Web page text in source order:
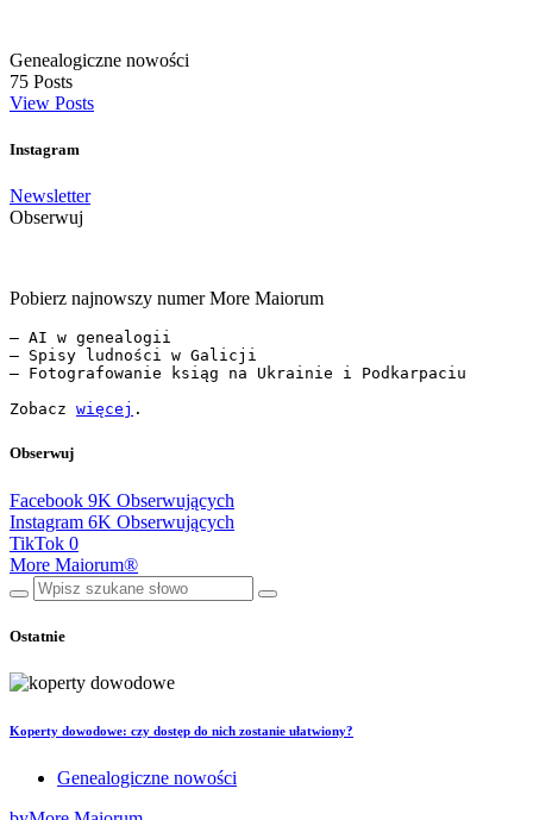
Genealogiczne nowości
75 Posts
View Posts
Instagram
Newsletter
Obserwuj
Pobierz najnowszy numer More Maiorum
— AI w genealogii
— Spisy ludności w Galicji
— Fotografowanie ksiąg na Ukrainie i Podkarpaciu
Zobacz więcej .
Obserwuj
Facebook 9K Obserwujących
Instagram 6K Obserwujących
TikTok 0
More Maiorum®
Ostatnie
Koperty dowodowe: czy dostęp do nich zostanie ułatwiony?
Genealogiczne nowości